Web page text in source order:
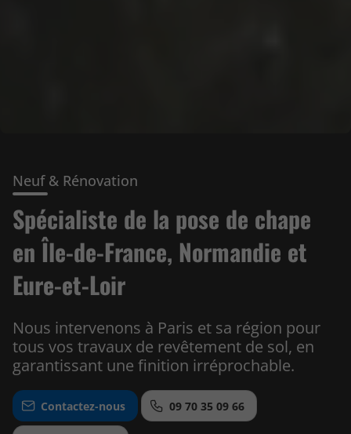
Neuf & Rénovation
Spécialiste de la pose de chape
en Île-de-France, Normandie et
Eure-et-Loir
Nous intervenons à Paris et sa région pour
tous vos travaux de revêtement de sol, en
garantissant une finition irréprochable.
Contactez-nous 09 70 35 09 66